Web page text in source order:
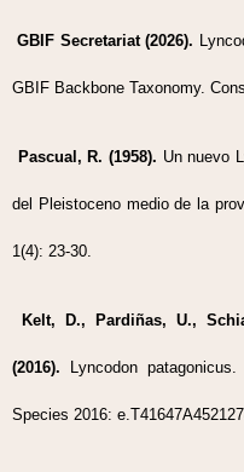
GBIF Secretariat (2026).
GBIF Backbone Taxonomy.
Pascual, R. (1958). Un nuevo
del Pleistoceno medio de la
1(4): 23-30.
Kelt, D., Pardiñas, U.,
(2016). Lyncodon
Species 2016: